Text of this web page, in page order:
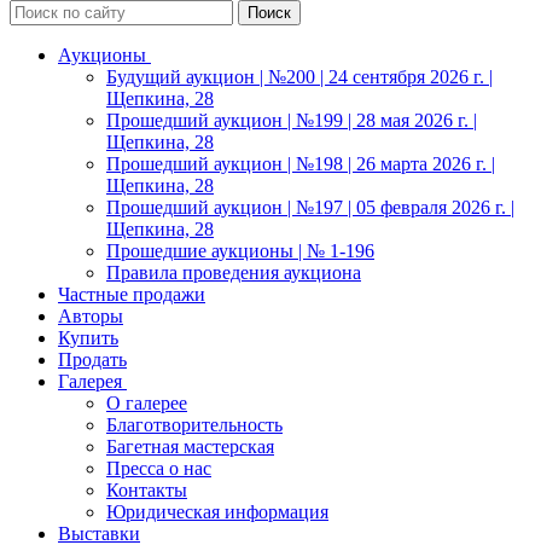
Аукционы
Будущий аукцион | №200 | 24 сентября 2026 г. |
Щепкина, 28
Прошедший аукцион | №199 | 28 мая 2026 г. |
Щепкина, 28
Прошедший аукцион | №198 | 26 марта 2026 г. |
Щепкина, 28
Прошедший аукцион | №197 | 05 февраля 2026 г. |
Щепкина, 28
Прошедшие аукционы | № 1-196
Правила проведения аукциона
Частные продажи
Авторы
Купить
Продать
Галерея
О галерее
Благотворительность
Багетная мастерская
Пресса о нас
Контакты
Юридическая информация
Выставки